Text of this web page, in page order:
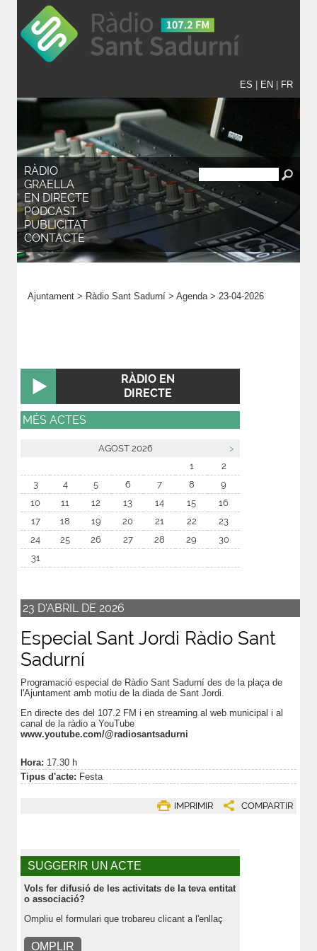
ES EN FR
RÀDIO
GRAELLA
EN DIRECTE
PODCAST
PUBLICITAT
CONTACTE
Ajuntament > Ràdio Sant Sadurní > Agenda > 23-04-2026
RÀDIO EN
DIRECTE
MÉS ACTES
AGOST 2026
>
1
2
3
4 5 6 7 8
9
10
11 12 13 14 15
16
17
18 19 20 21 22
23
24
25 26 27 28 29
30
31
23 D'ABRIL DE 2026
Especial Sant Jordi Ràdio Sant
Sadurní
Programació especial de Ràdio Sant Sadurní des de la plaça de
l'Ajuntament amb motiu de la diada de Sant Jordi.
En directe des del 107.2 FM i en streaming al web municipal i al
canal de la ràdio a YouTube
www.youtube.com/@radiosantsadurni
Hora: 17.30 h
Tipus d'acte: Festa
IMPRIMIR COMPARTIR
SUGGERIR UN ACTE
Vols fer difusió de les activitats de la teva entitat
o associació?
Ompliu el formulari que trobareu clicant a l'enllaç
OMPLIR